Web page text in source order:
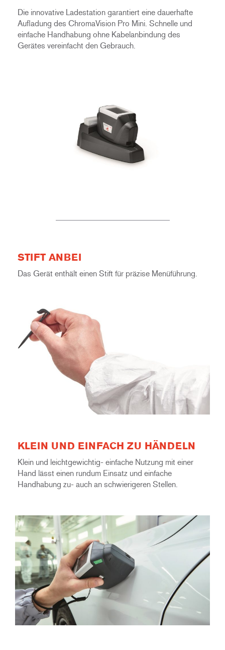
Die innovative Ladestation garantiert eine dauerhafte
Aufladung des ChromaVision Pro Mini. Schnelle und
einfache Handhabung ohne Kabelanbindung des
Gerätes vereinfacht den Gebrauch.
STIFT ANBEI
Das Gerät enthält einen Stift für präzise Menüführung.
KLEIN UND EINFACH ZU HÄNDELN
Klein und leichtgewichtig- einfache Nutzung mit einer
Hand lässt einen rundum Einsatz und einfache
Handhabung zu- auch an schwierigeren Stellen.